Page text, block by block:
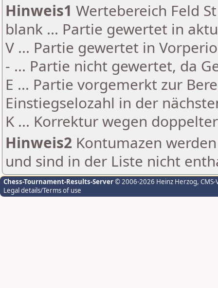
Hinweis1 Wertebereich Feld
blank ... Partie gewertet in
V ... Partie gewertet in
- ... Partie nicht gewertet, da
E ... Partie vorgemerkt zur
Einstiegselozahl in der
K ... Korrektur wegen
Hinweis2 Kontumazen
und sind in der Liste nicht
Chess-Tournament-Results-Server© 2006-2026 Heinz Herzog,
Legal details/Terms of use